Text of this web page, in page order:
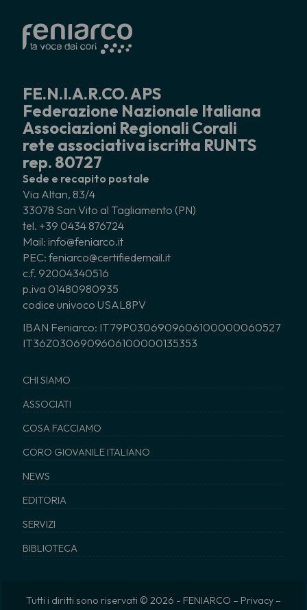
FE.N.I.A.R.CO. APS
Federazione Nazionale Italiana
Associazioni Regionali Corali
rete associativa iscritta RUNTS
rep. 80727
Sede e recapito postale
Via Altan, 83/4
33078 San Vito al Tagliamento (PN)
tel. +39 0434 876724
Mail: info@feniarco.it
PEC: feniarco@certifiedemail.it
c.f. 92004340516
p.iva 01480980935
codice univoco USAL8PV
IBAN Feniarco: IT79P0306909606100000060527
IT36Z0306909606100000135353
CHI SIAMO
ASSOCIATI
COSA FACCIAMO
CORO GIOVANILE ITALIANO
NEWS
EDITORIA
SERVIZI
BIBLIOTECA
Tutti i diritti sono riservati © 2026 - FENIARCO – Privacy –